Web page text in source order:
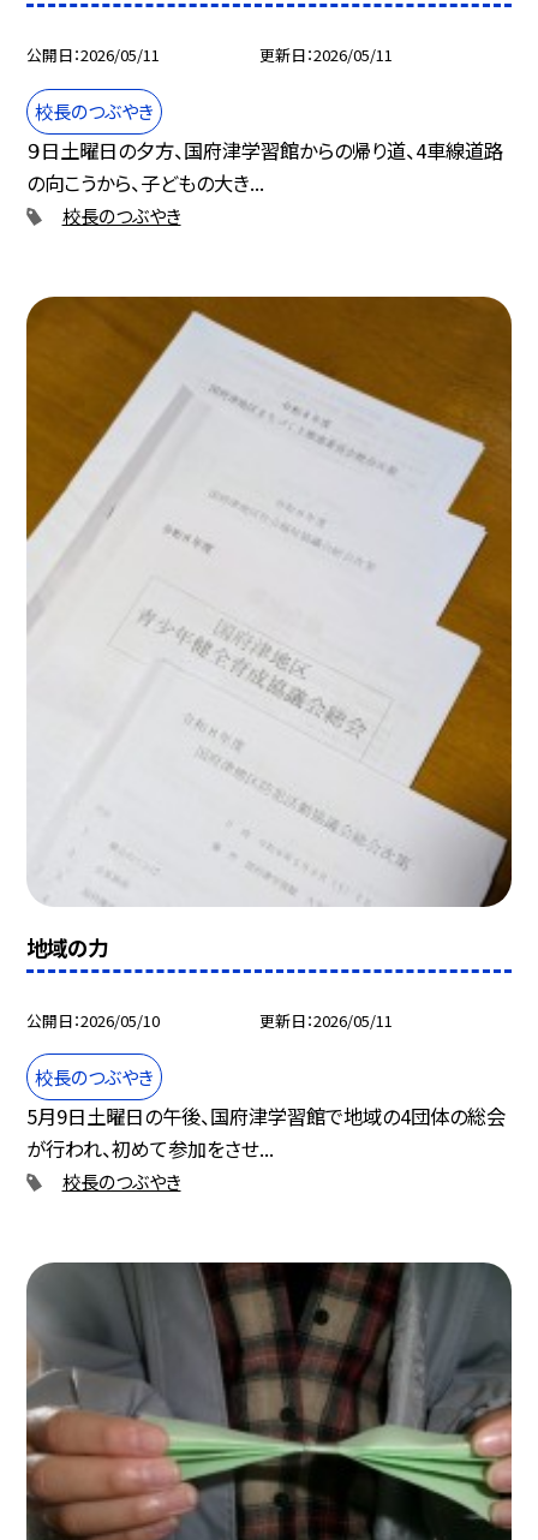
公開日 2026/05/11 更新日 2026/05/11
校長のつぶやき
９日土曜日の夕方、国府津学習館からの帰り道、4車線道路
の向こうから、子どもの大き...
校長のつぶやき
地域の力
公開日 2026/05/10 更新日 2026/05/11
校長のつぶやき
5月9日土曜日の午後、国府津学習館で地域の4団体の総会
が行われ、初めて参加をさせ...
校長のつぶやき